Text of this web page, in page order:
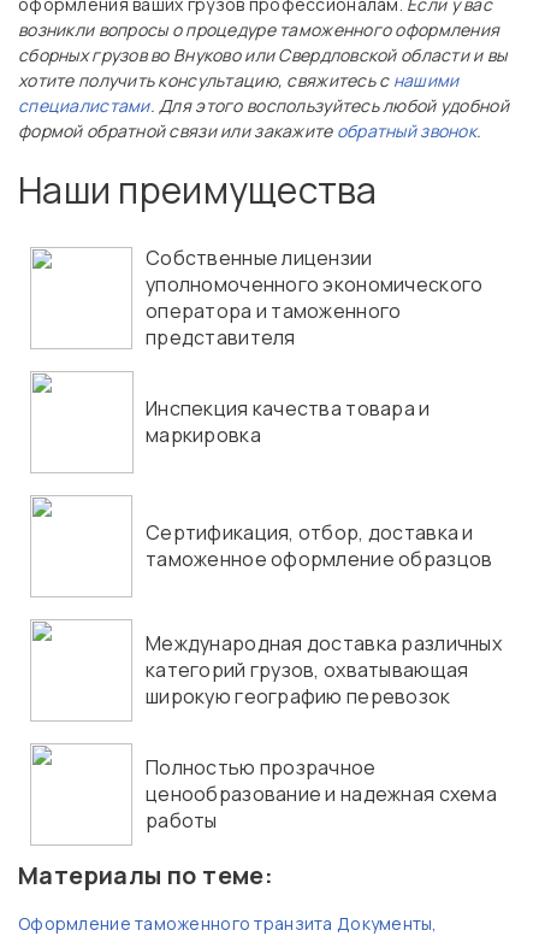
возникли вопросы о процедуре таможенного оформления
сборных грузов во Внуково или Свердловской области и вы
хотите получить консультацию, свяжитесь с нашими
специалистами. Для этого воспользуйтесь любой удобной
формой обратной связи или закажите обратный звонок.
Наши преимущества
Собственные лицензии
уполномоченного экономического
оператора и таможенного
представителя
Инспекция качества товара и
маркировка
Сертификация, отбор, доставка и
таможенное оформление образцов
Международная доставка различных
категорий грузов, охватывающая
широкую географию перевозок
Полностью прозрачное
ценообразование и надежная схема
работы
Материалы по теме:
Оформление таможенного транзита Документы,